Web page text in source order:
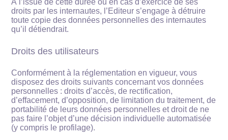
À l’issue de cette durée ou en cas d’exercice de ses
droits par les internautes, l’Editeur s’engage à détruire
toute copie des données personnelles des internautes
qu’il détiendrait.
Droits des utilisateurs
Conformément à la réglementation en vigueur, vous
disposez des droits suivants concernant vos données
personnelles : droits d’accès, de rectification,
d’effacement, d’opposition, de limitation du traitement, de
portabilité de leurs données personnelles et droit de ne
pas faire l’objet d’une décision individuelle automatisée
(y compris le profilage).